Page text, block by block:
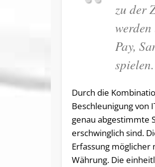
zu der
Pay,
Durch die
Beschleunigung von
genau abgestimmte
erschwinglich sind.
Erfassung
Währung. Die